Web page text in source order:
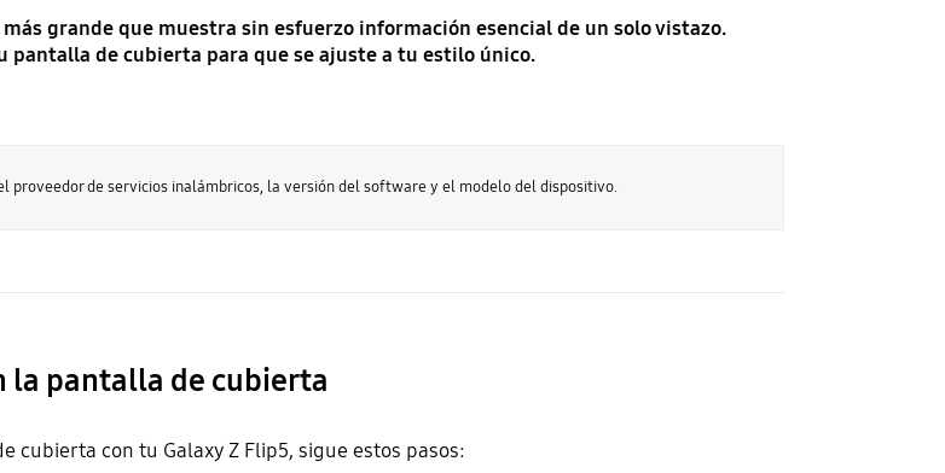
grande que muestra sin esfuerzo información esencial de un solo vistazo.
pantalla de cubierta para que se ajuste a tu estilo único.
proveedor de servicios inalámbricos, la versión del software y el modelo del dispositivo.
la pantalla de cubierta
con tu Galaxy Z Flip5, sigue estos pasos: